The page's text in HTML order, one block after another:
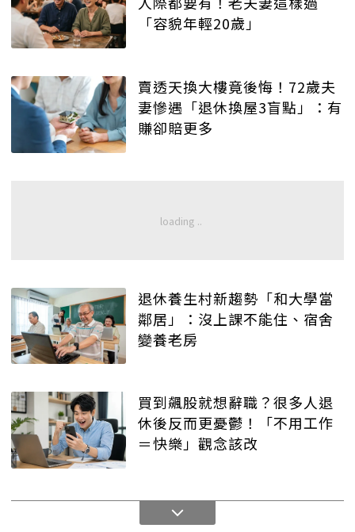
「容貌年輕20歲」
賣透天換大樓竟後悔！72歲夫
妻慘遇「退休換屋3盲點」：有
賺卻賠更多
退休養生村新趨勢「和大學當
鄰居」：沒上課不能住、宿舍
變養老房
買到飆股就想辭職？很多人退
休後反而更憂鬱！「不用工作
＝快樂」觀念該改